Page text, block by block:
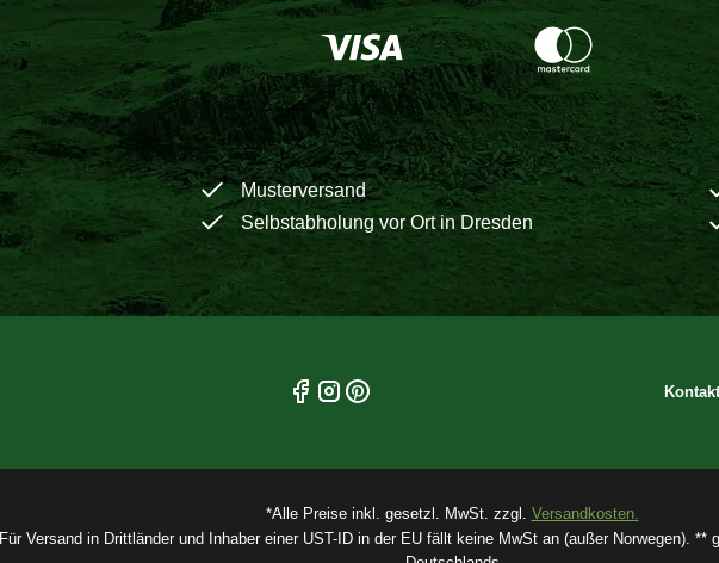
Musterversand
Selbstabholung vor Ort in Dresden
Kontakt
*Alle Preise inkl. gesetzl. MwSt. zzgl. Versandkosten.
Für Versand in Drittländer und Inhaber einer UST-ID in der EU fällt keine MwSt an (außer Norwegen). **